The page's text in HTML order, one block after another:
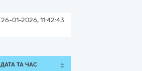
26-01-2026, 11:42:43
ДАТА ТА ЧАС